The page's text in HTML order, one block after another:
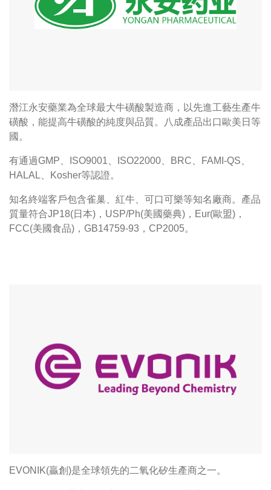
潛江永安藥業為全球最大牛磺酸製造商，以先進工藝生產牛
磺酸，能提高牛磺酸的純度與品質。八成產品出口歐美日等
國。
有通過GMP、ISO9001、ISO22000、BRC、FAMI-QS、
HALAL、Kosher等認證。
知名終端客戶包含雀巢、紅牛、可口可樂等知名廠商。產品
質量符合JP18(日本)，USP/Ph(美國藥典)，Eur(歐盟)，
FCC(美國食品)，GB14759-93，CP2005。
EVONIK(贏創)是全球領先的二氧化矽生產商之一。